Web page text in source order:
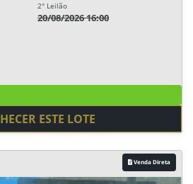
2° Leilão
20/08/2026 16:00
ESTE LOTE
Venda Direta